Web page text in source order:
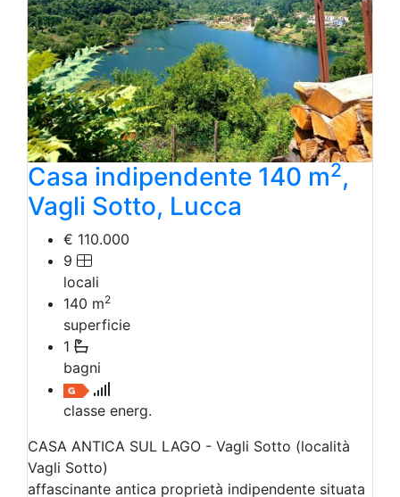
Casa indipendente 140 m2,
Vagli Sotto, Lucca
€ 110.000
9
locali
140 m2
superficie
1
bagni
classe energ.
CASA ANTICA SUL LAGO - Vagli Sotto (località
Vagli Sotto)
affascinante antica proprietà indipendente situata